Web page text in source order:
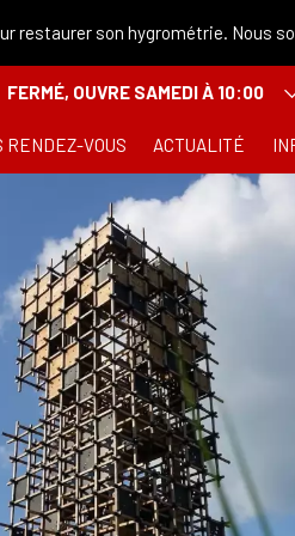
son hygrométrie. Nous
FERMÉ, OUVRE SAMEDI À 10:00
RENDEZ-VOUS ACTUALITÉ